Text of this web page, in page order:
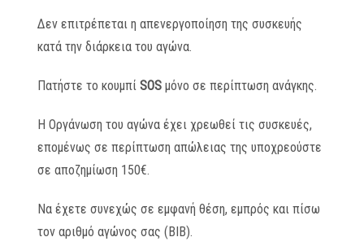
Δεν επιτρέπεται η απενεργοποίηση της συσκευής
κατά την διάρκεια του αγώνα.
Πατήστε το κουμπίSOS μόνο σε περίπτωση ανάγκης.
H Οργάνωση του αγώνα έχει χρεωθεί τις συσκευές,
επομένως σε περίπτωση απώλειας της υποχρεούστε
σε αποζημίωση 150€.
Να έχετε συνεχώς σε εμφανή θέση, εμπρός και πίσω
τον αριθμό αγώνος σας (ΒΙΒ).